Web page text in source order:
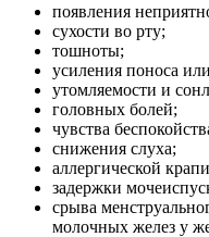
появления
сухости во рту;
тошноты;
усиления поноса
утомляемости и
головных болей;
чувства
снижения слуха;
аллергической
задержки
срыва
молочных желез у